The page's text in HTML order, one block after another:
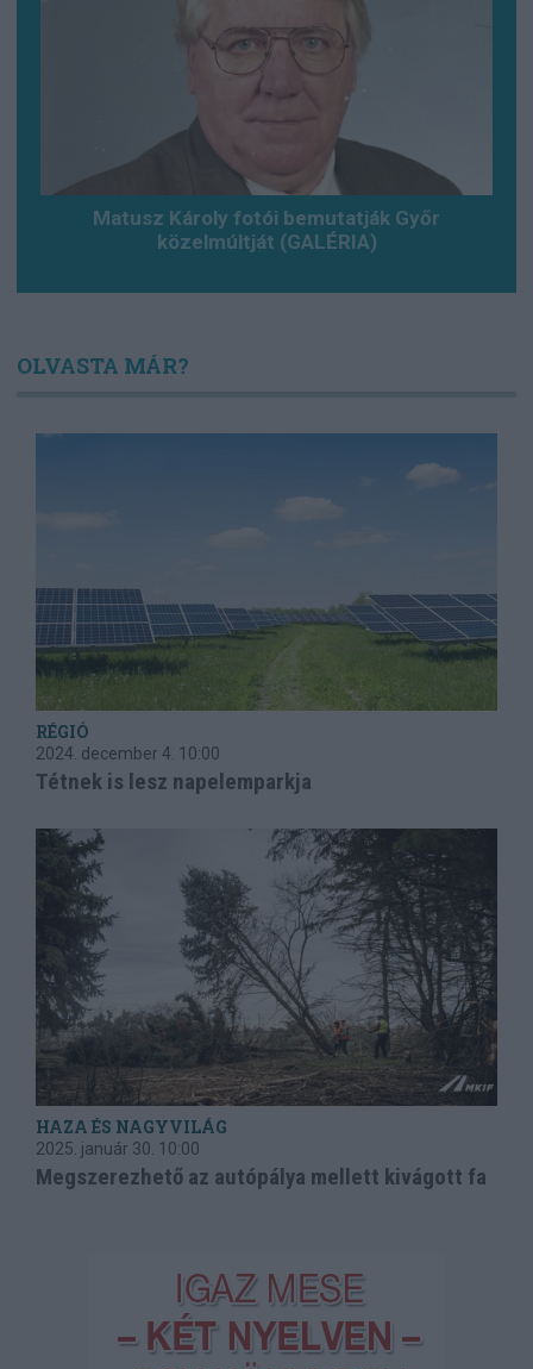
Matusz Károly fotói bemutatják Győr
közelmúltját (GALÉRIA)
OLVASTA MÁR?
RÉGIÓ
2024. december 4. 10:00
Tétnek is lesz napelemparkja
HAZA ÉS NAGYVILÁG
2025. január 30. 10:00
Megszerezhető az autópálya mellett kivágott fa